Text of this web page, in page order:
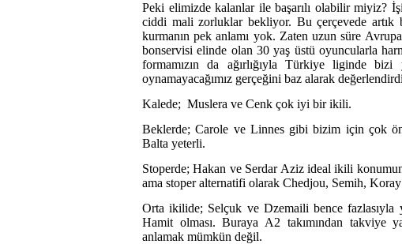
Peki elimizde kalanlar ile başarılı olabilir miyiz?
ciddi mali zorluklar bekliyor. Bu çerçevede artık
kurmanın pek anlamı yok. Zaten uzun süre
bonservisi elinde olan 30 yaş üstü oyuncularla
formamızın da ağırlığıyla Türkiye liginde bizi
oynamayacağımız gerçeğini baz alarak
Kalede; Muslera ve Cenk çok iyi bir ikili.
Beklerde; Carole ve Linnes gibi bizim için çok
Balta yeterli.
Stoperde; Hakan ve Serdar Aziz ideal ikili
ama stoper alternatifi olarak Chedjou, Semih,
Orta ikilide; Selçuk ve Dzemaili bence
Hamit olması. Buraya A2 takımından takviye
anlamak mümkün değil.